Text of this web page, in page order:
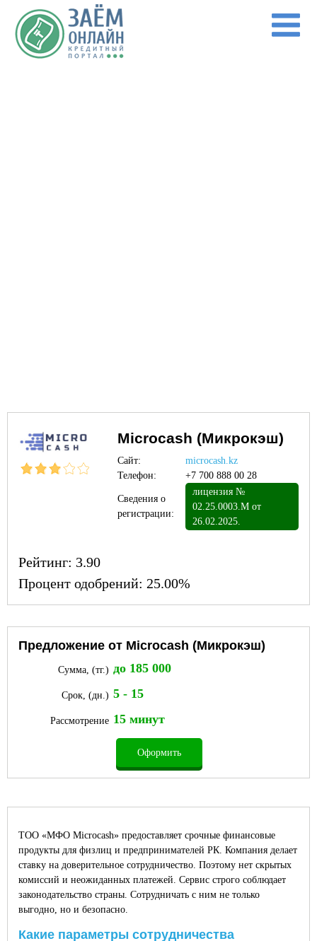
Перейти к основному содержанию
Microcash (Микрокэш)
Сайт:
microcash.kz
Телефон:
+7 700 888 00 28
Сведения о
регистрации:
лицензия №
02.25.0003.М от
26.02.2025.
Рейтинг: 3.90
Процент одобрений: 25.00%
Предложение от Microcash (Микрокэш)
Оформить
Сумма, (тг.) до 185 000
Срок, (дн.) 5 - 15
Рассмотрение 15 минут
ТОО «МФО Microcash» предоставляет срочные финансовые
продукты для физлиц и предпринимателей РК. Компания делает
ставку на доверительное сотрудничество. Поэтому нет скрытых
комиссий и неожиданных платежей. Сервис строго соблюдает
законодательство страны. Сотрудничать с ним не только
выгодно, но и безопасно.
Какие параметры сотрудничества